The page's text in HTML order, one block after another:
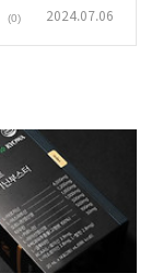
(0) 2024.07.06